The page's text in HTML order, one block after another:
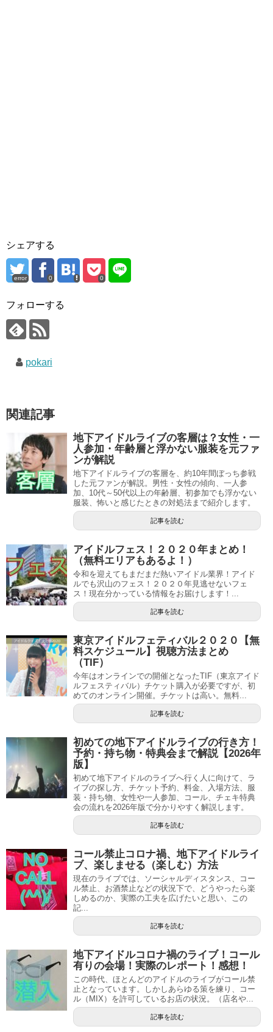
シェアする
error 0 0
フォローする
pokari
関連記事
地下アイドルライブの客層は？女性・一
人参加・年齢層と浮かない服装を元ファ
ンが解説
地下アイドルライブの客層を、約10年間ぼっち参戦
した元ファンが解説。男性・女性の傾向、一人参
加、10代～50代以上の年齢層、初参加でも浮かない
服装、怖いと感じたときの対処法まで紹介します。
記事を読む
アイドルフェス！２０２０年まとめ！
（無料エリアもあるよ！）
令和を迎えてもまだまだ熱いアイドル業界！アイド
ルでも沢山のフェス！２０２０年見逃せないフェ
ス！現在分かっている情報をお届けします！...
記事を読む
東京アイドルフェティバル２０２０【無
料スケジュール】視聴方法まとめ
（TIF）
今年はオンラインでの開催となったTIF（東京アイド
ルフェスティバル）チケット購入が必要ですが、初
めてのオンライン開催。チケットは高い。無料...
記事を読む
初めての地下アイドルライブの行き方！
予約・持ち物・特典会まで解説【2026年
版】
初めて地下アイドルのライブへ行く人に向けて、ラ
イブの探し方、チケット予約、料金、入場方法、服
装・持ち物、女性や一人参加、コール、チェキ特典
会の流れを2026年版で分かりやすく解説します。
記事を読む
コール禁止コロナ禍、地下アイドルライ
ブ、楽しませる（楽しむ）方法
現在のライブでは、ソーシャルディスタンス、コー
ル禁止、お酒禁止などの状況下で、どうやったら楽
しめるのか、実際の工夫を広げたいと思い、この
記...
記事を読む
地下アイドルコロナ禍のライブ！コール
有りの会場！実際のレポート！感想！
この時代、ほとんどのアイドルのライブがコール禁
止となっています。しかしあらゆる策を練り、コー
ル（MIX）を許可しているお店の状況。（店名や...
記事を読む